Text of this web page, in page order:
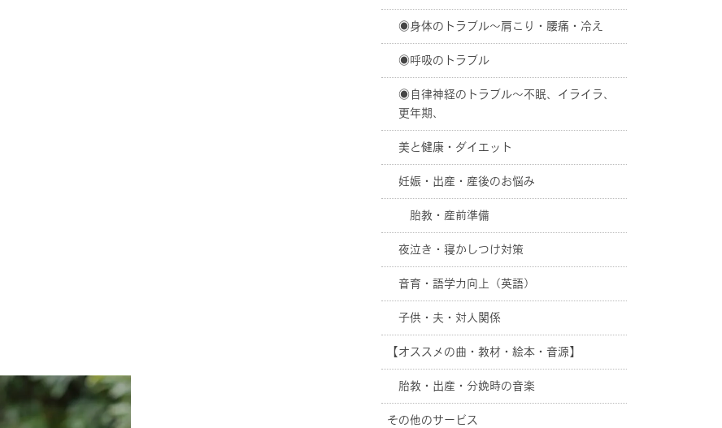
◉身体のトラブル〜肩こり・腰痛・冷え
◉呼吸のトラブル
◉自律神経のトラブル〜不眠、イライラ、
更年期、
美と健康・ダイエット
妊娠・出産・産後のお悩み
胎教・産前準備
夜泣き・寝かしつけ対策
音育・語学力向上（英語）
子供・夫・対人関係
【オススメの曲・教材・絵本・音源】
胎教・出産・分娩時の音楽
その他のサービス